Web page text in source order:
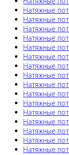
Натяжные
Натяжные
Натяжные
Натяжные
Натяжные
Натяжные
Натяжные
Натяжные
Натяжные
Натяжные
Натяжные
Натяжные
Натяжные
Натяжные
Натяжные
Натяжные